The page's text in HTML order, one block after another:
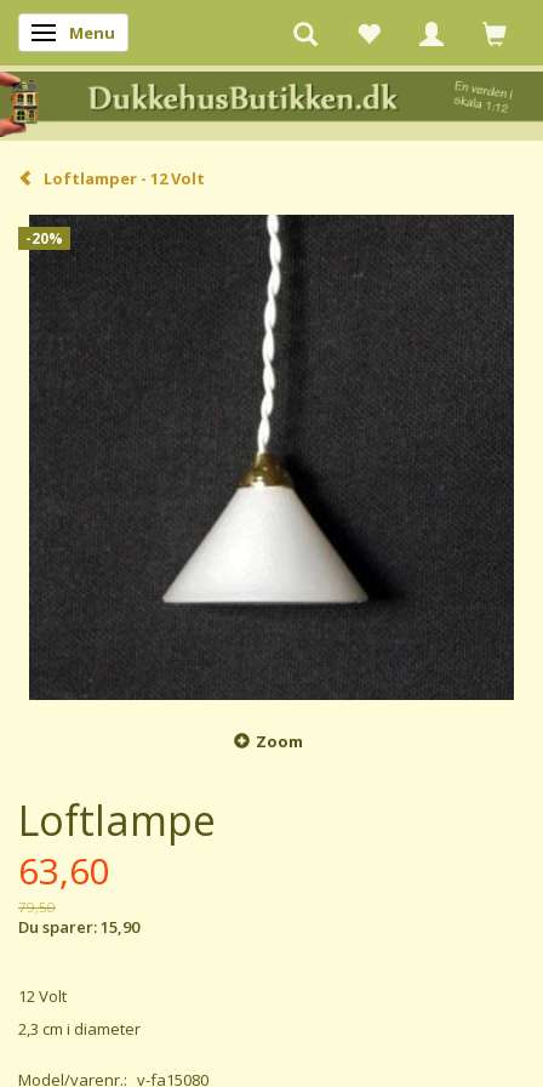
Skifte navigation
Menu
Loftlamper - 12 Volt
-20%
Zoom
Loftlampe
63,60
79,50
Du sparer:15,90
12 Volt
2,3 cm i diameter
Model/varenr.: v-fa15080